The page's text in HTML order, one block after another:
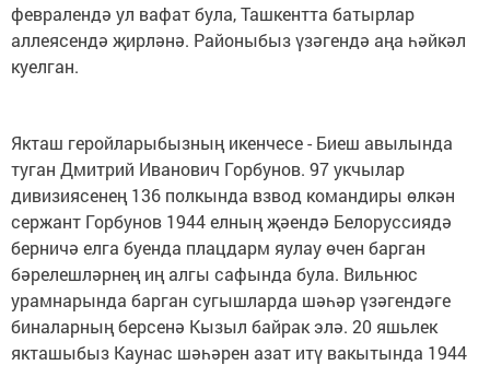
февралендә ул вафат була, Ташкентта батырлар
аллеясендә җирләнә. Районыбыз үзәгендә аңа һәйкәл
куелган.
Якташ геройларыбызның икенчесе - Биеш авылында
туган Дмитрий Иванович Горбунов. 97 укчылар
дивизиясенең 136 полкында взвод командиры өлкән
сержант Горбунов 1944 елның җәендә Белоруссиядә
берничә елга буенда плацдарм яулау өчен барган
бәрелешләрнең иң алгы сафында була. Вильнюс
урамнарында барган сугышларда шәһәр үзәгендәге
биналарның берсенә Кызыл байрак элә. 20 яшьлек
якташыбыз Каунас шәһәрен азат итү вакытында 1944